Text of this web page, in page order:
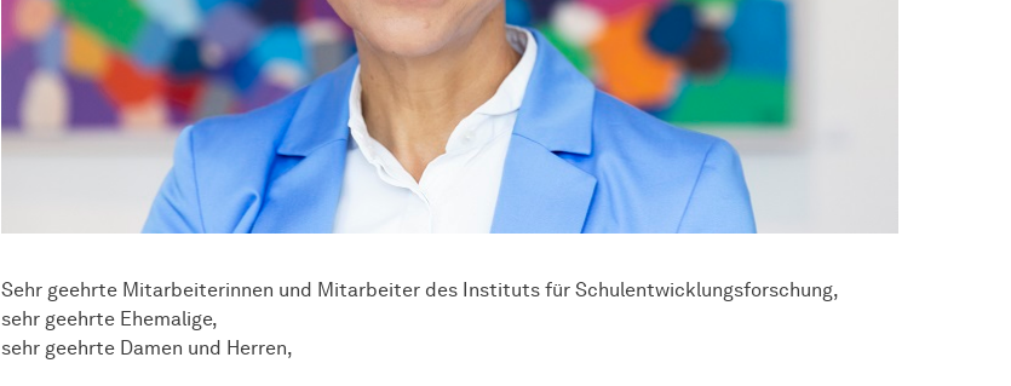
Sehr geehrte Mitarbeiterinnen und Mitarbeiter des Instituts für Schulentwicklungsforschung,
sehr geehrte Ehemalige,
sehr geehrte Damen und Herren,